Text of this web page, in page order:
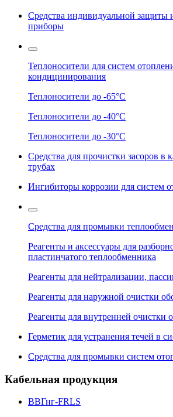
Средства индивидуальной защиты
приборы
Теплоносители для систем
кондицинирования
Теплоносители до -65°C
Теплоносители до -40°C
Теплоносители до -30°C
Средства для прочистки засоров в
трубах
Ингибиторы коррозии для систем
Средства для промывки
Реагенты и аксессуары для
пластинчатого теплообменника
Реагенты для нейтрализации,
Реагенты для наружной очистки
Реагенты для внутренней очистки
Герметик для устранения течей в
Средства для промывки систем
Кабельная продукция
ВВГнг-FRLS